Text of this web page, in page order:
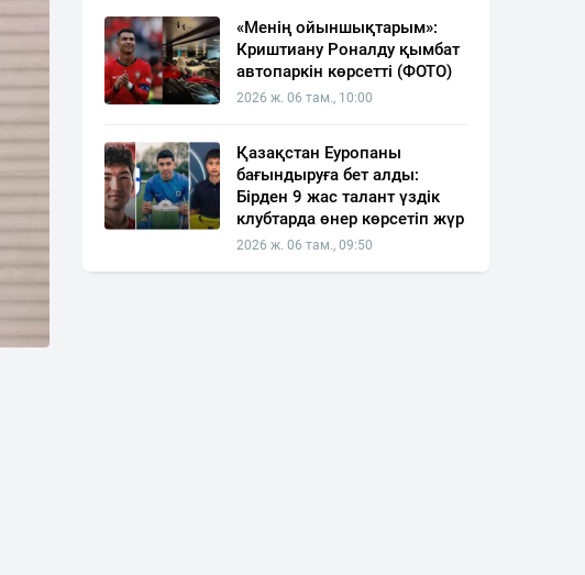
«Менің ойыншықтарым»:
Криштиану Роналду қымбат
автопаркін көрсетті (ФОТО)
2026 ж. 06 там., 10:00
Қазақстан Еуропаны
бағындыруға бет алды:
Бірден 9 жас талант үздік
клубтарда өнер көрсетіп жүр
2026 ж. 06 там., 09:50